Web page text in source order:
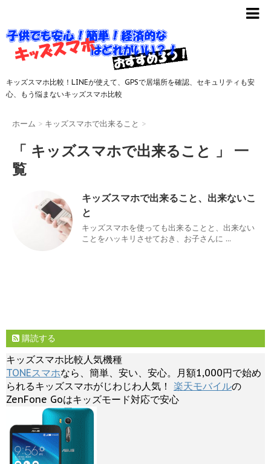
キッズスマホ比較！LINEが使えて、GPSで居場所を確認、セキュリティも安
心、もう悩まないキッズスマホ比較
ホーム > キッズスマホで出来ること >
「 キッズスマホで出来ること 」 一
覧
キッズスマホで出来ること、出来ないこ
と
キッズスマホを使っても出来ることと、出来ない
ことをハッキリさせておき、お子さんに ...
購読する
キッズスマホ比較人気機種
TONEスマホなら、簡単、安い、安心。月額1,000円で始め
られるキッズスマホがじわじわ人気！ 楽天モバイルの
ZenFone Goはキッズモード対応で安心